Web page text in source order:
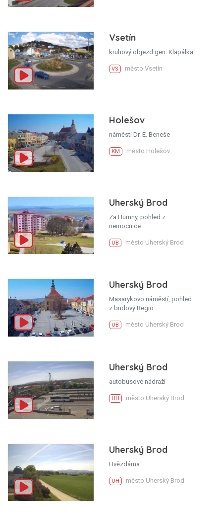
Vsetín
kruhový objezd gen. Klapálka
VS město Vsetín
Holešov
náměstí Dr. E. Beneše
KM město Holešov
Uherský Brod
Za Humny, pohled z
nemocnice
UB město Uherský Brod
Uherský Brod
Masarykovo náměstí, pohled
z budovy Regio
UB město Uherský Brod
Uherský Brod
autobusové nádraží
UH město Uherský Brod
Uherský Brod
Hvězdárna
UH město Uherský Brod